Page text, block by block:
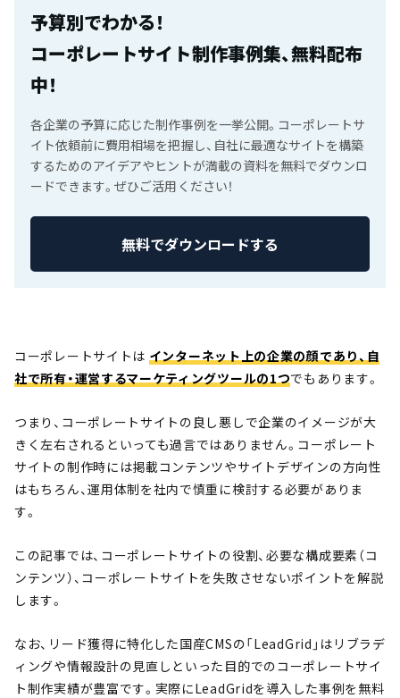
予算別でわかる！
コーポレートサイト制作事例集、無料配布
中！
各企業の予算に応じた制作事例を一挙公開。コーポレートサ
イト依頼前に費用相場を把握し、自社に最適なサイトを構築
するためのアイデアやヒントが満載の資料を無料でダウンロ
ードできます。ぜひご活用ください！
無料でダウンロードする
コーポレートサイトは インターネット上の企業の顔であり、自
社で所有・運営するマーケティングツールの1つでもあります。
つまり、コーポレートサイトの良し悪しで企業のイメージが大
きく左右されるといっても過言ではありません。コーポレート
サイトの制作時には掲載コンテンツやサイトデザインの方向性
はもちろん、運用体制を社内で慎重に検討する必要がありま
す。
この記事では、コーポレートサイトの役割、必要な構成要素（コ
ンテンツ）、コーポレートサイトを失敗させないポイントを解説
します。
なお、リード獲得に特化した国産CMSの「LeadGrid」はリブラデ
ィングや情報設計の見直しといった目的でのコーポレートサイ
ト制作実績が豊富です。実際にLeadGridを導入した事例を無料